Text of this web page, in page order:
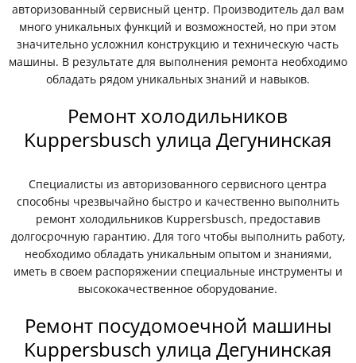
авторизованный сервисный центр. Производитель дал вам
много уникальных функций и возможностей, но при этом
значительно усложнил конструкцию и техническую часть
машины. В результате для выполнения ремонта необходимо
обладать рядом уникальных знаний и навыков.
Ремонт холодильников
Kuppersbusch улица Дегунинская
Специалисты из авторизованного сервисного центра
способны чрезвычайно быстро и качественно выполнить
ремонт холодильников Kuppersbusch, предоставив
долгосрочную гарантию. Для того чтобы выполнить работу,
необходимо обладать уникальным опытом и знаниями,
иметь в своем распоряжении специальные инструменты и
высококачественное оборудование.
Ремонт посудомоечной машины
Kuppersbusch улица Дегунинская